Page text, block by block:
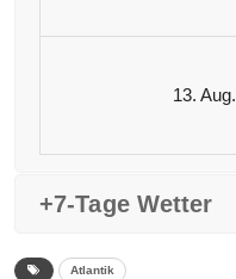
13. Aug.
+7-Tage Wetter
Atlantik